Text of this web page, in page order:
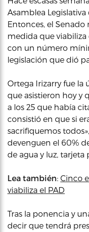
Asamblea Legislativa
Entonces, el
medida que viabiliza
con un número
legislación que dió
Ortega Irizarry fue la
que asistieron hoy y
a los 25 que había
consistió en que si
sacrifiquemos
devenguen el 60%
de agua y luz,
Lea también: Cinco
viabiliza el PAD
Tras la ponencia y
decir que tendrá